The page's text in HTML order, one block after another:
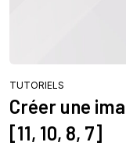
TUTORIELS
Créer une
[11, 10, 8, 7]